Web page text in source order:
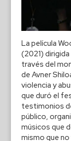
La película
(2021)
través del
de Avner
violencia y
que duró el
testimonios
público,
músicos que
mismo que